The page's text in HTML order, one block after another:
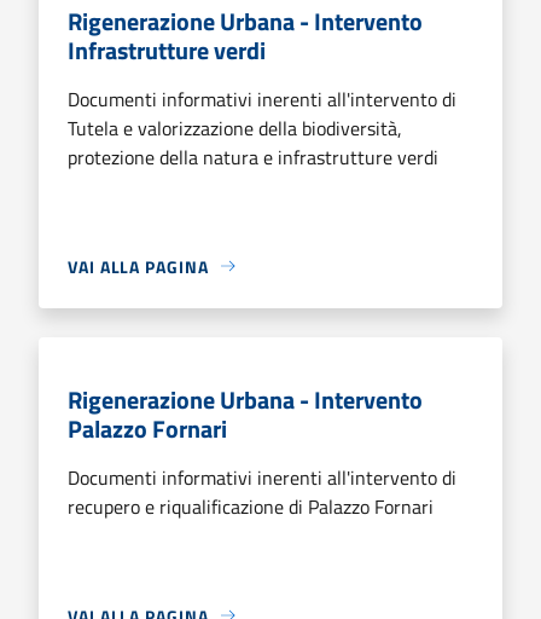
Rigenerazione Urbana - Intervento
Infrastrutture verdi
Documenti informativi inerenti all'intervento di
Tutela e valorizzazione della biodiversità,
protezione della natura e infrastrutture verdi
VAI ALLA PAGINA
Rigenerazione Urbana - Intervento
Palazzo Fornari
Documenti informativi inerenti all'intervento di
recupero e riqualificazione di Palazzo Fornari